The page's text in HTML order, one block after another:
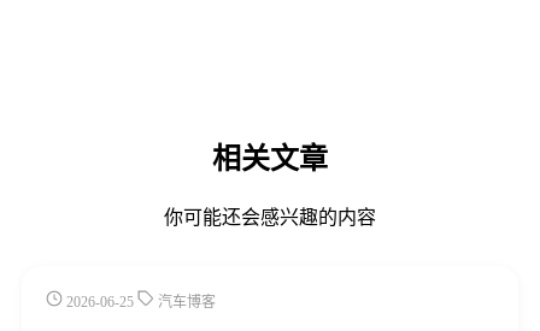
相关文章
你可能还会感兴趣的内容
2026-06-25 汽车博客